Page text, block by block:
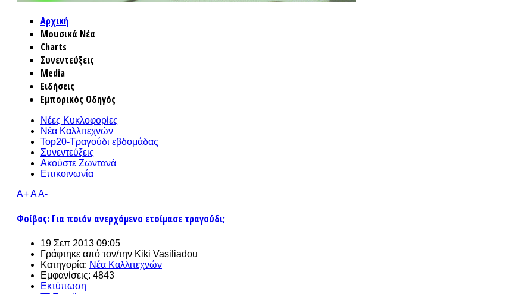
Αρχική
Μουσικά Νέα
Charts
Συνεντεύξεις
Media
Ειδήσεις
Εμπορικός Οδηγός
Νέες Κυκλοφορίες
Νέα Καλλιτεχνών
Top20-Τραγούδι εβδομάδας
Συνεντεύξεις
Ακούστε Ζωντανά
Επικοινωνία
A+AA-
Φοίβος: Για ποιόν ανερχόμενο ετοίμασε τραγούδι;
19 Σεπ 2013 09:05
Γράφτηκε από τον/την Kiki Vasiliadou
Κατηγορία: Νέα Καλλιτεχνών
Εμφανίσεις: 4843
Εκτύπωση